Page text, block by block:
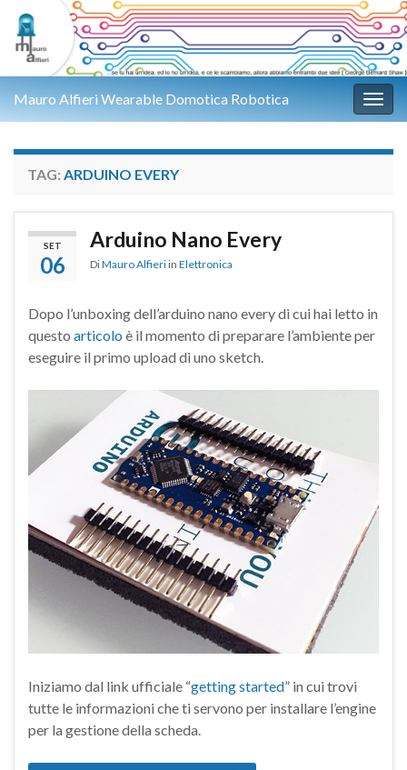
Mauro Alfieri Wearable Domotica Robotica
TAG: ARDUINO EVERY
SET
06
Arduino Nano Every
DiMauro Alfieri in Elettronica
Dopo l’unboxing dell’arduino nano every di cui hai letto in
questo articolo è il momento di preparare l’ambiente per
eseguire il primo upload di uno sketch.
Iniziamo dal link ufficiale “getting started” in cui trovi
tutte le informazioni che ti servono per installare l’engine
per la gestione della scheda.